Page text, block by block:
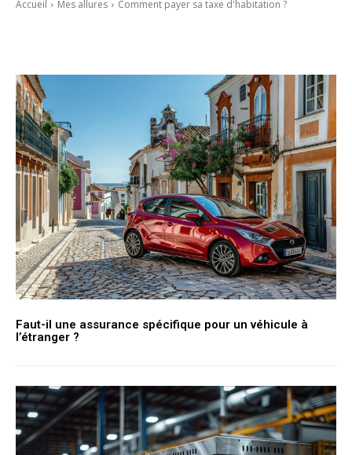
Accueil Mes allures Comment payer sa taxe d'habitation ?
Faut-il une assurance spécifique pour un véhicule à
l’étranger ?